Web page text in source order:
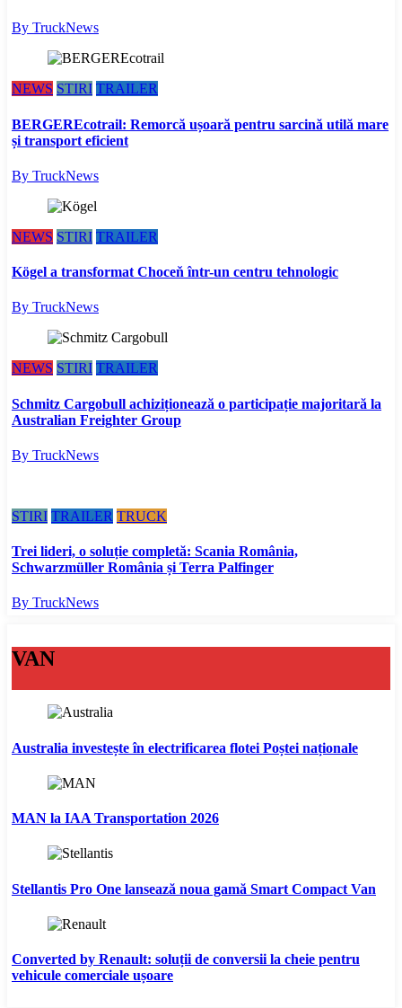
By TruckNews
NEWS STIRI TRAILER
BERGEREcotrail: Remorcă ușoară pentru sarcină utilă mare
și transport eficient
By TruckNews
NEWS STIRI TRAILER
Kögel a transformat Choceň într-un centru tehnologic
By TruckNews
NEWS STIRI TRAILER
Schmitz Cargobull achiziționează o participație majoritară la
Australian Freighter Group
By TruckNews
STIRI TRAILER TRUCK
Trei lideri, o soluție completă: Scania România,
Schwarzmüller România și Terra Palfinger
By TruckNews
VAN
Australia investește în electrificarea flotei Poștei naționale
MAN la IAA Transportation 2026
Stellantis Pro One lansează noua gamă Smart Compact Van
Converted by Renault: soluții de conversii la cheie pentru
vehicule comerciale ușoare